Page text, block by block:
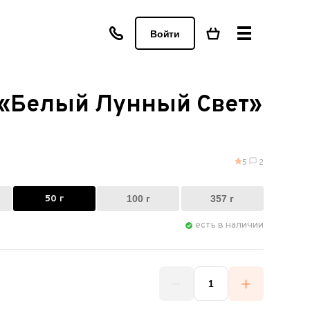
Войти
Лунный Свет»
5 2
50 г 100 г 357 г
есть в наличии